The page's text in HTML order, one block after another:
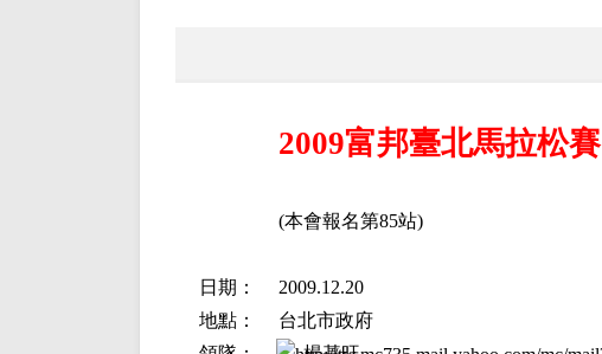
2009富邦臺北馬拉松賽
(本會報名第85站)
日期：
2009.12.20
地點：
台北市政府